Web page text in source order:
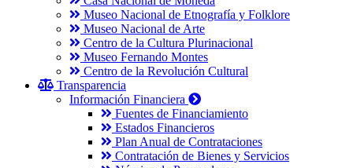
Museo Nacional de Etnografía y Folklore
Museo Nacional de Arte
Centro de la Cultura Plurinacional
Museo Fernando Montes
Centro de la Revolución Cultural
Transparencia
Información Financiera
Fuentes de Financiamiento
Estados Financieros
Plan Anual de Contrataciones
Contratación de Bienes y Servicios